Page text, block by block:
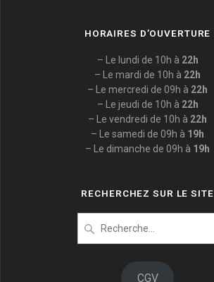
HORAIRES D’OUVERTURE
– Le lundi de 10h à 22h
– Le mardi de 10h à 22h
– Le mercredi de 09h à 22h
– Le jeudi de 10h à 22h
– Le vendredi de 10h à 22h
– Le samedi de 09h à 19h
– Le dimanche de 09h à 19h
RECHERCHEZ SUR LE SITE
pour
CGV